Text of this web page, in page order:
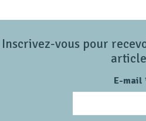
Inscrivez-vous pour
E-mail